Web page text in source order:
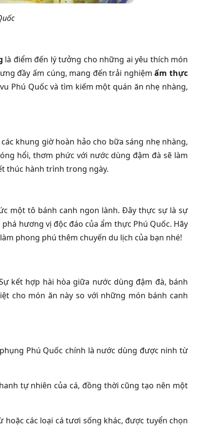
là điểm đến lý tưởng cho những ai yêu thích món
đầy ấm cúng, mang đến trải nghiệmẩm thực
Phú Quốc và tìm kiếm một quán ăn nhẹ nhàng,
khung giờ hoàn hảo cho bữa sáng nhẹ nhàng,
hổi, thơm phức với nước dùng đậm đà sẽ làm
thúc hành trình trong ngày.
một tô bánh canh ngon lành. Đây thực sự là sự
hương vị độc đáo của ẩm thực Phú Quốc. Hãy
phong phú thêm chuyến du lịch của bạn nhé!
kết hợp hài hòa giữa nước dùng đậm đà, bánh
cho món ăn này so với những món bánh canh
Phú Quốc chính là nước dùng được ninh từ
tự nhiên của cá, đồng thời cũng tạo nên một
các loại cá tươi sống khác, được tuyển chọn